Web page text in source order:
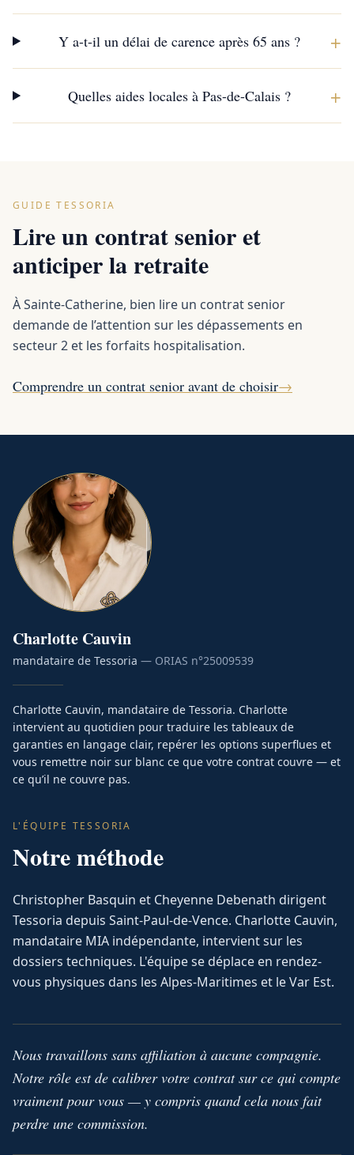
Y a-t-il un délai de carence après 65 ans ? +
Quelles aides locales à Pas-de-Calais ? +
GUIDE TESSORIA
Lire un contrat senior et
anticiper la retraite
À Sainte-Catherine, bien lire un contrat senior
demande de l’attention sur les dépassements en
secteur 2 et les forfaits hospitalisation.
Comprendre un contrat senior avant de choisir→
Charlotte Cauvin
mandataire de Tessoria — ORIAS n°25009539
Charlotte Cauvin, mandataire de Tessoria. Charlotte
intervient au quotidien pour traduire les tableaux de
garanties en langage clair, repérer les options superflues et
vous remettre noir sur blanc ce que votre contrat couvre — et
ce qu’il ne couvre pas.
L'ÉQUIPE TESSORIA
Notre méthode
Christopher Basquin et Cheyenne Debenath dirigent
Tessoria depuis Saint-Paul-de-Vence. Charlotte Cauvin,
mandataire MIA indépendante, intervient sur les
dossiers techniques. L'équipe se déplace en rendez-
vous physiques dans les Alpes-Maritimes et le Var Est.
Nous travaillons sans affiliation à aucune compagnie.
Notre rôle est de calibrer votre contrat sur ce qui compte
vraiment pour vous — y compris quand cela nous fait
perdre une commission.